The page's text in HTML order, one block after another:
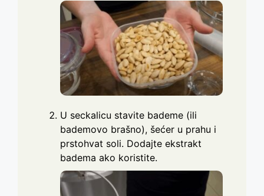
U seckalicu stavite bademe (ili
bademovo brašno), šećer u prahu i
prstohvat soli. Dodajte ekstrakt
badema ako koristite.